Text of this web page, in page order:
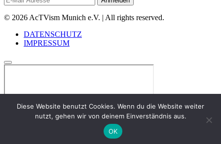
© 2026 AcTVism Munich e.V. | All rights reserved.
DATENSCHUTZ
IMPRESSUM
Diese Website benutzt Cookies. Wenn du die Website weiter
nutzt, gehen wir von deinem Einverständnis aus.
OK